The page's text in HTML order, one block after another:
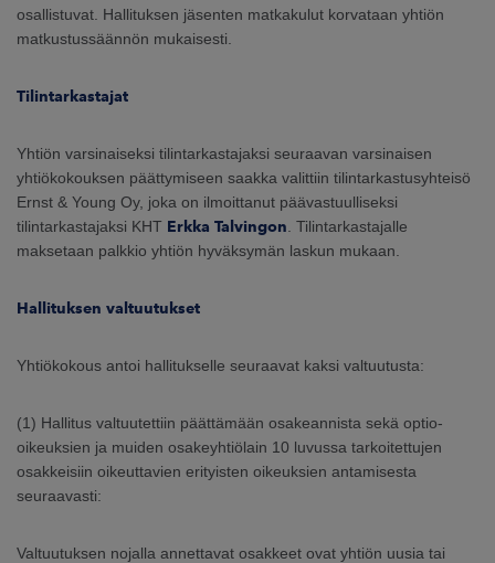
osallistuvat. Hallituksen jäsenten matkakulut korvataan yhtiön
matkustussäännön mukaisesti.
Tilintarkastajat
Yhtiön varsinaiseksi tilintarkastajaksi seuraavan varsinaisen
yhtiökokouksen päättymiseen saakka valittiin tilintarkastusyhteisö
Ernst & Young Oy, joka on ilmoittanut päävastuulliseksi
tilintarkastajaksi KHT Erkka Talvingon . Tilintarkastajalle
maksetaan palkkio yhtiön hyväksymän laskun mukaan.
Hallituksen valtuutukset
Yhtiökokous antoi hallitukselle seuraavat kaksi valtuutusta:
(1) Hallitus valtuutettiin päättämään osakeannista sekä optio-
oikeuksien ja muiden osakeyhtiölain 10 luvussa tarkoitettujen
osakkeisiin oikeuttavien erityisten oikeuksien antamisesta
seuraavasti:
Valtuutuksen nojalla annettavat osakkeet ovat yhtiön uusia tai